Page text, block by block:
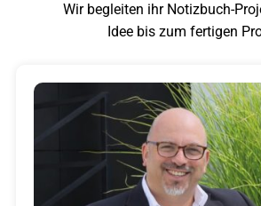
Wir begleiten ihr Notizbuch-
Idee bis zum fertigen